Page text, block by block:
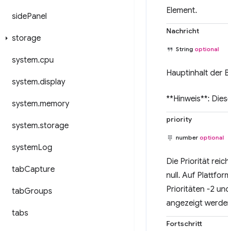
sidePanel
storage
system.cpu
system.display
system.memory
system.storage
systemLog
tabCapture
tabGroups
tabs
Element.
Nachricht
String optional
Hauptinhalt der
**Hinweis**:
priority
number optional
Die Priorität
null. Auf
Prioritäten -2
angezeigt
Fortschritt